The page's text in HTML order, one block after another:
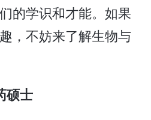
的学识和才能。如果
，不妨来了解生物与
硕士